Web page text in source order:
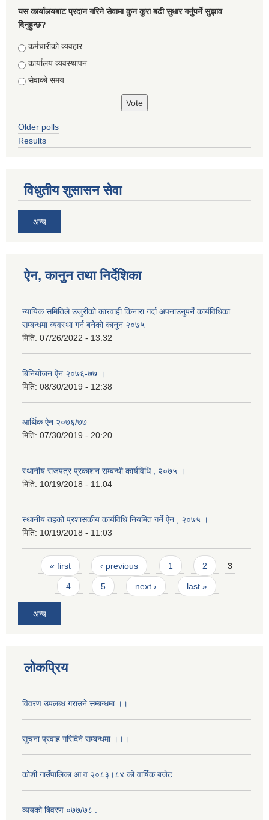
यस कार्यालयबाट प्रदान गरिने सेवामा कुन कुरा बढी सुधार गर्नुपर्ने सुझाव
दिनुहुन्छ?
Choices
कर्मचारीको व्यवहार
कार्यालय व्यवस्थापन
सेवाको समय
Older polls
Results
विधुतीय शुसासन सेवा
अन्य
ऐन, कानुन तथा निर्देशिका
न्यायिक समितिले उजुरीको कारवाही किनारा गर्दा अपनाउनुपर्ने कार्यविधिका
सम्बन्धमा व्यवस्था गर्न बनेको कानून २०७५
मिति: 07/26/2022 - 13:32
बिनियोजन ऐन २०७६-७७ ।
मिति: 08/30/2019 - 12:38
आर्थिक ऐन २०७६/७७
मिति: 07/30/2019 - 20:20
स्थानीय राजपत्र प्रकाशन सम्बन्धी कार्यविधि , २०७५ ।
मिति: 10/19/2018 - 11:04
स्थानीय तहको प्रशासकीय कार्यविधि नियमित गर्ने ऐन , २०७५ ।
मिति: 10/19/2018 - 11:03
Pages
« first ‹ previous 1 2 3
4 5 next › last »
अन्य
लोकप्रिय
विवरण उपलब्ध गराउने सम्बन्धमा ।।
सूचना प्रवाह गरिदिने सम्बन्धमा ।।।
कोशी गाउँपालिका आ.व २०८३।८४ को वार्षिक बजेट
व्ययको बिवरण ०७७/७८ .